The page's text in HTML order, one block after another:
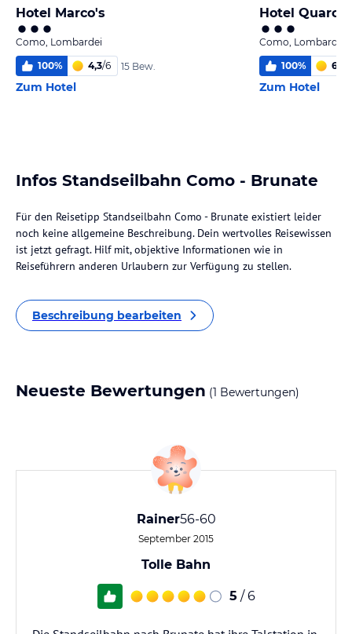
Hotel Marco's
Como, Lombardei
100% 4,3/6 15 Bew.
Zum Hotel
Hotel
Como, Lombardei
100% 6,0
Zum Hotel
Infos Standseilbahn Como - Brunate
Für den Reisetipp Standseilbahn Como - Brunate existiert leider
noch keine allgemeine Beschreibung. Dein wertvolles Reisewissen
ist jetzt gefragt. Hilf mit, objektive Informationen wie in
Reiseführern anderen Urlaubern zur Verfügung zu stellen.
Beschreibung bearbeiten
Neueste Bewertungen (1 Bewertungen)
Rainer56-60
September 2015
Tolle Bahn
5 / 6